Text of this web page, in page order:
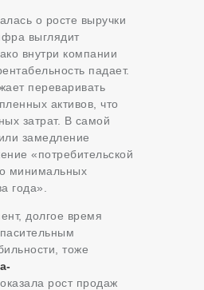
о росте выручки
выглядит
внутри компании
падает.
переваривать
активов, что
затрат. В самой
замедление
«потребительской
минимальных
года».
долгое время
тоже
рост продаж